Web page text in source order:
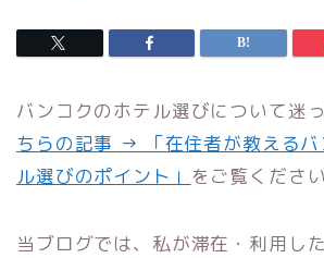
バンコクのホテル選びについて迷
ちらの記事 → 「在住者が教えるバ
ル選びのポイント」 をご覧ください
当ブログでは、私が滞在・利用し